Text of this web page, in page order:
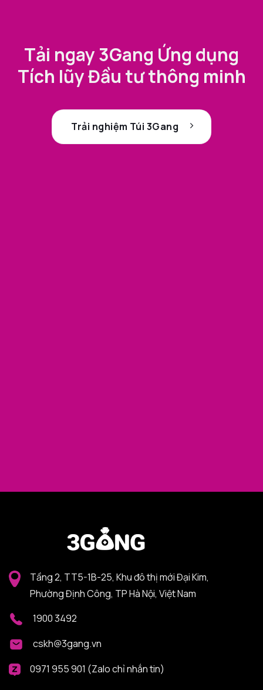
Tải ngay 3Gang Ứng dụng
Tích lũy Đầu tư thông minh
Trải nghiệm Túi 3Gang
Tầng 2, TT5-1B-25, Khu đô thị mới Đại Kim,
Phường Định Công, TP Hà Nội, Việt Nam
1900 3492
cskh@3gang.vn
0971 955 901 (Zalo chỉ nhắn tin)